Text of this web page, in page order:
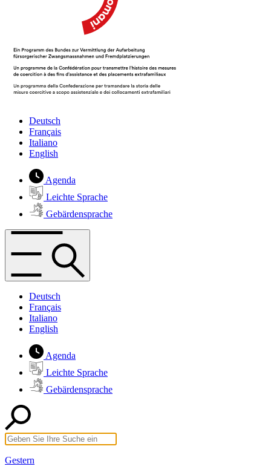
Deutsch
Français
Italiano
English
Agenda
Leichte Sprache
Gebärdensprache
Deutsch
Français
Italiano
English
Agenda
Leichte Sprache
Gebärdensprache
Gestern